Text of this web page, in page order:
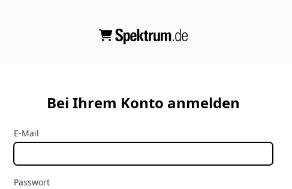
Bei Ihrem Konto anmelden
E-Mail
Passwort